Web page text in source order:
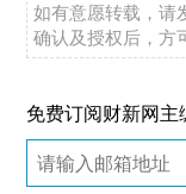
如有意愿转载，请
确认及授权后，方
免费订阅财新网主